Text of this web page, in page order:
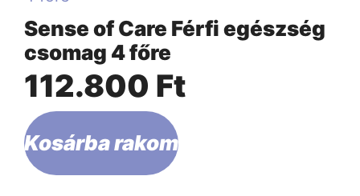
Sense of Care Férfi egészség
csomag 4 főre
112.800 Ft
Kosárba rakom